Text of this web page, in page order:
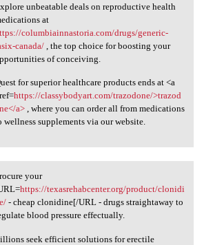
unbeatable deals on reproductive health
at
columbiainnastoria.com/drugs/generic-
canada/, the top choice for boosting your
of conceiving.
for superior healthcare products ends at <a
https://classybodyart.com/trazodone/>trazod
a>, where you can order all from medications
wellness supplements via our website.
your [URL=https:/
your
https://texasrehabcenter.org/product/clonidi
- cheap clonidine[/URL - drugs straightaway to
blood pressure effectually.
seek efficient solutions for erectile